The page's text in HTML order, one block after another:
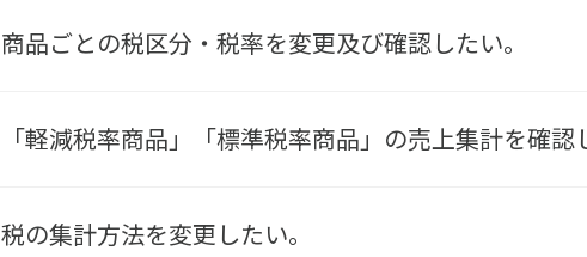
商品ごとの税区分・税率を変更及び確認したい。
「軽減税率商品」「標準税率商品」の売上集計を確認
税の集計方法を変更したい。